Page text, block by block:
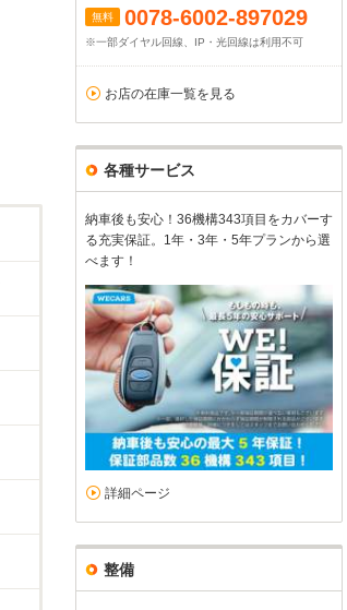
無料 0078-6002-897029
※一部ダイヤル回線、IP・光回線は利用不可
お店の在庫一覧を見る
各種サービス
納車後も安心！36機構343項目をカバーす
る充実保証。1年・3年・5年プランから選
べます！
詳細ページ
整備